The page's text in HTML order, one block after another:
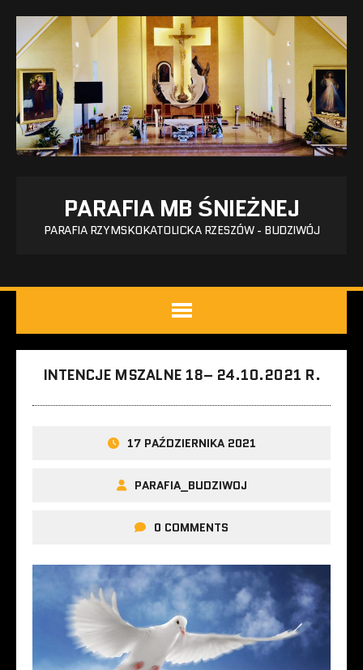
PARAFIA MB ŚNIEŻNEJ
PARAFIA RZYMSKOKATOLICKA RZESZÓW - BUDZIWÓJ
INTENCJE MSZALNE 18– 24.10.2021 R.
17 PAŹDZIERNIKA 2021
PARAFIA_BUDZIWOJ
0 COMMENTS